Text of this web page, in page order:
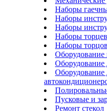
Наборы
Наборы
Наборы
Наборы
Наборы
Оборудование
Оборудование
Оборудование
Пусковые и
Ремонт стекол